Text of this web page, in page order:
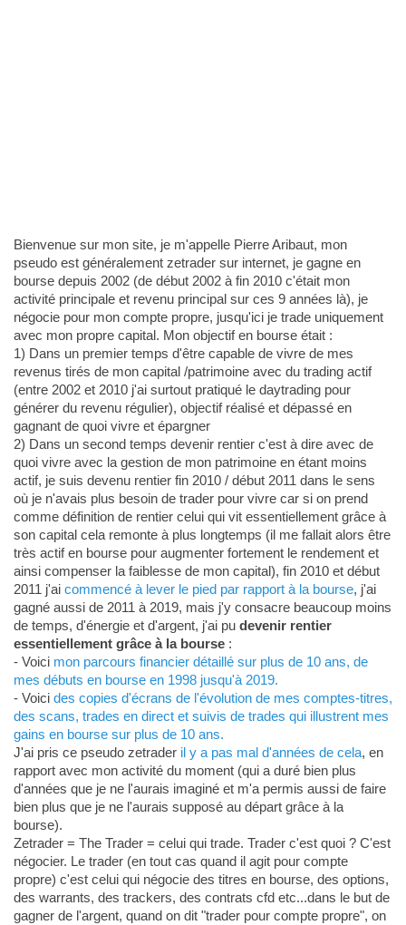
Bienvenue sur mon site, je m'appelle Pierre Aribaut, mon
pseudo est généralement zetrader sur internet, je gagne en
bourse depuis 2002 (de début 2002 à fin 2010 c'était mon
activité principale et revenu principal sur ces 9 années là), je
négocie pour mon compte propre, jusqu'ici je trade uniquement
avec mon propre capital. Mon objectif en bourse était :
1) Dans un premier temps d'être capable de vivre de mes
revenus tirés de mon capital /patrimoine avec du trading actif
(entre 2002 et 2010 j'ai surtout pratiqué le daytrading pour
générer du revenu régulier), objectif réalisé et dépassé en
gagnant de quoi vivre et épargner
2) Dans un second temps devenir rentier c'est à dire avec de
quoi vivre avec la gestion de mon patrimoine en étant moins
actif, je suis devenu rentier fin 2010 / début 2011 dans le sens
où je n'avais plus besoin de trader pour vivre car si on prend
comme définition de rentier celui qui vit essentiellement grâce à
son capital cela remonte à plus longtemps (il me fallait alors être
très actif en bourse pour augmenter fortement le rendement et
ainsi compenser la faiblesse de mon capital), fin 2010 et début
2011 j'ai commencé à lever le pied par rapport à la bourse, j'ai
gagné aussi de 2011 à 2019, mais j'y consacre beaucoup moins
de temps, d'énergie et d'argent, j'ai pu devenir rentier
essentiellement grâce à la bourse:
- Voici mon parcours financier détaillé sur plus de 10 ans, de
mes débuts en bourse en 1998 jusqu'à 2019.
- Voici des copies d'écrans de l'évolution de mes comptes-titres,
des scans, trades en direct et suivis de trades qui illustrent mes
gains en bourse sur plus de 10 ans.
J'ai pris ce pseudo zetrader il y a pas mal d'années de cela, en
rapport avec mon activité du moment (qui a duré bien plus
d'années que je ne l'aurais imaginé et m'a permis aussi de faire
bien plus que je ne l'aurais supposé au départ grâce à la
bourse).
Zetrader = The Trader = celui qui trade. Trader c'est quoi ? C'est
négocier. Le trader (en tout cas quand il agit pour compte
propre) c'est celui qui négocie des titres en bourse, des options,
des warrants, des trackers, des contrats cfd etc...dans le but de
gagner de l'argent, quand on dit "trader pour compte propre", on